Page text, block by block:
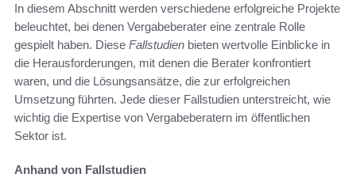
In diesem Abschnitt werden verschiedene erfolgreiche Projekte
beleuchtet, bei denen Vergabeberater eine zentrale Rolle
gespielt haben. Diese Fallstudien bieten wertvolle Einblicke in
die Herausforderungen, mit denen die Berater konfrontiert
waren, und die Lösungsansätze, die zur erfolgreichen
Umsetzung führten. Jede dieser Fallstudien unterstreicht, wie
wichtig die Expertise von Vergabeberatern im öffentlichen
Sektor ist.
Anhand von Fallstudien